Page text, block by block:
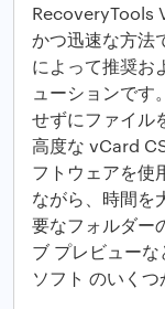
RecoveryTools
かつ迅速な方法
によって推奨お
ューションです
せずにファイル
高度な vCard
フトウェアを使
ながら、時間を
要なフォルダー
ブ プレビュー
ソフト のいくつ